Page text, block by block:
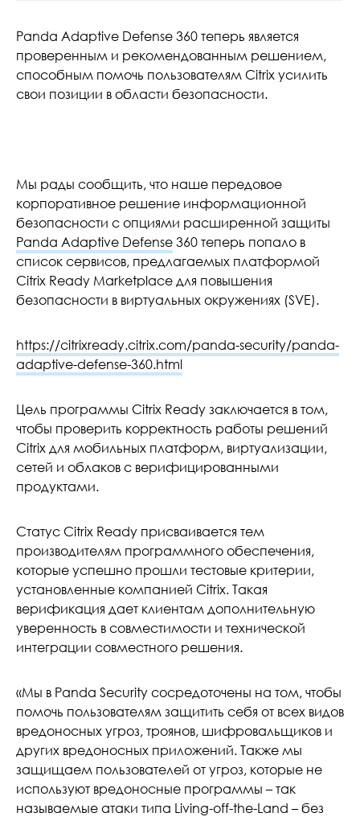
Panda Adaptive Defense 360 теперь является
проверенным и рекомендованным решением,
способным помочь пользователям Citrix усилить
свои позиции в области безопасности.
Мы рады сообщить, что наше передовое
корпоративное решение информационной
безопасности с опциями расширенной защиты
Panda Adaptive Defense 360 теперь попало в
список сервисов, предлагаемых платформой
Citrix Ready Marketplace для повышения
безопасности в виртуальных окружениях (SVE).
https://citrixready.citrix.com/panda-security/panda-
adaptive-defense-360.html
Цель программы Citrix Ready заключается в том,
чтобы проверить корректность работы решений
Citrix для мобильных платформ, виртуализации,
сетей и облаков с верифицированными
продуктами.
Статус Citrix Ready присваивается тем
производителям программного обеспечения,
которые успешно прошли тестовые критерии,
установленные компанией Citrix. Такая
верификация дает клиентам дополнительную
уверенность в совместимости и технической
интеграции совместного решения.
«Мы в Panda Security сосредоточены на том, чтобы
помочь пользователям защитить себя от всех видов
вредоносных угроз, троянов, шифровальщиков и
других вредоносных приложений. Также мы
защищаем пользователей от угроз, которые не
используют вредоносные программы – так
называемые атаки типа Living-off-the-Land – без